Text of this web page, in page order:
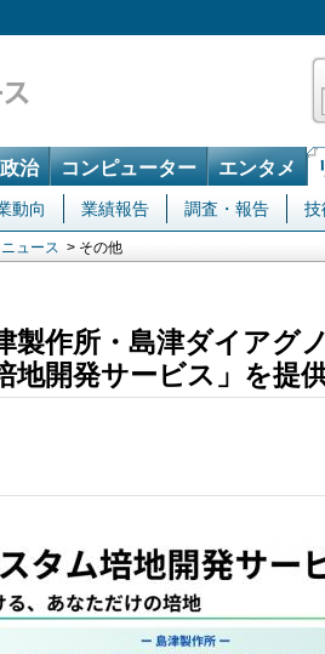
政治 コンピューター エンタメ
動向 業績報告 調査・報告 技
ュース > その他
製作所・島津ダイアグ
地開発サービス」を提